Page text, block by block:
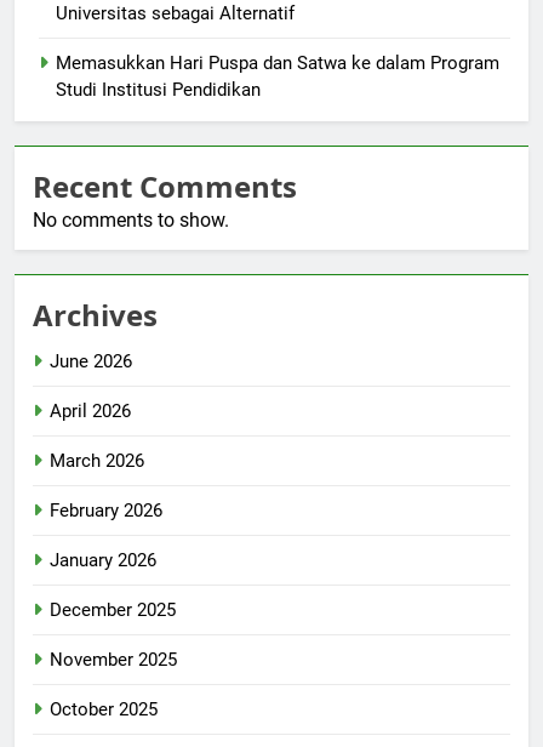
Universitas sebagai Alternatif
Memasukkan Hari Puspa dan Satwa ke dalam Program
Studi Institusi Pendidikan
Recent Comments
No comments to show.
Archives
June 2026
April 2026
March 2026
February 2026
January 2026
December 2025
November 2025
October 2025